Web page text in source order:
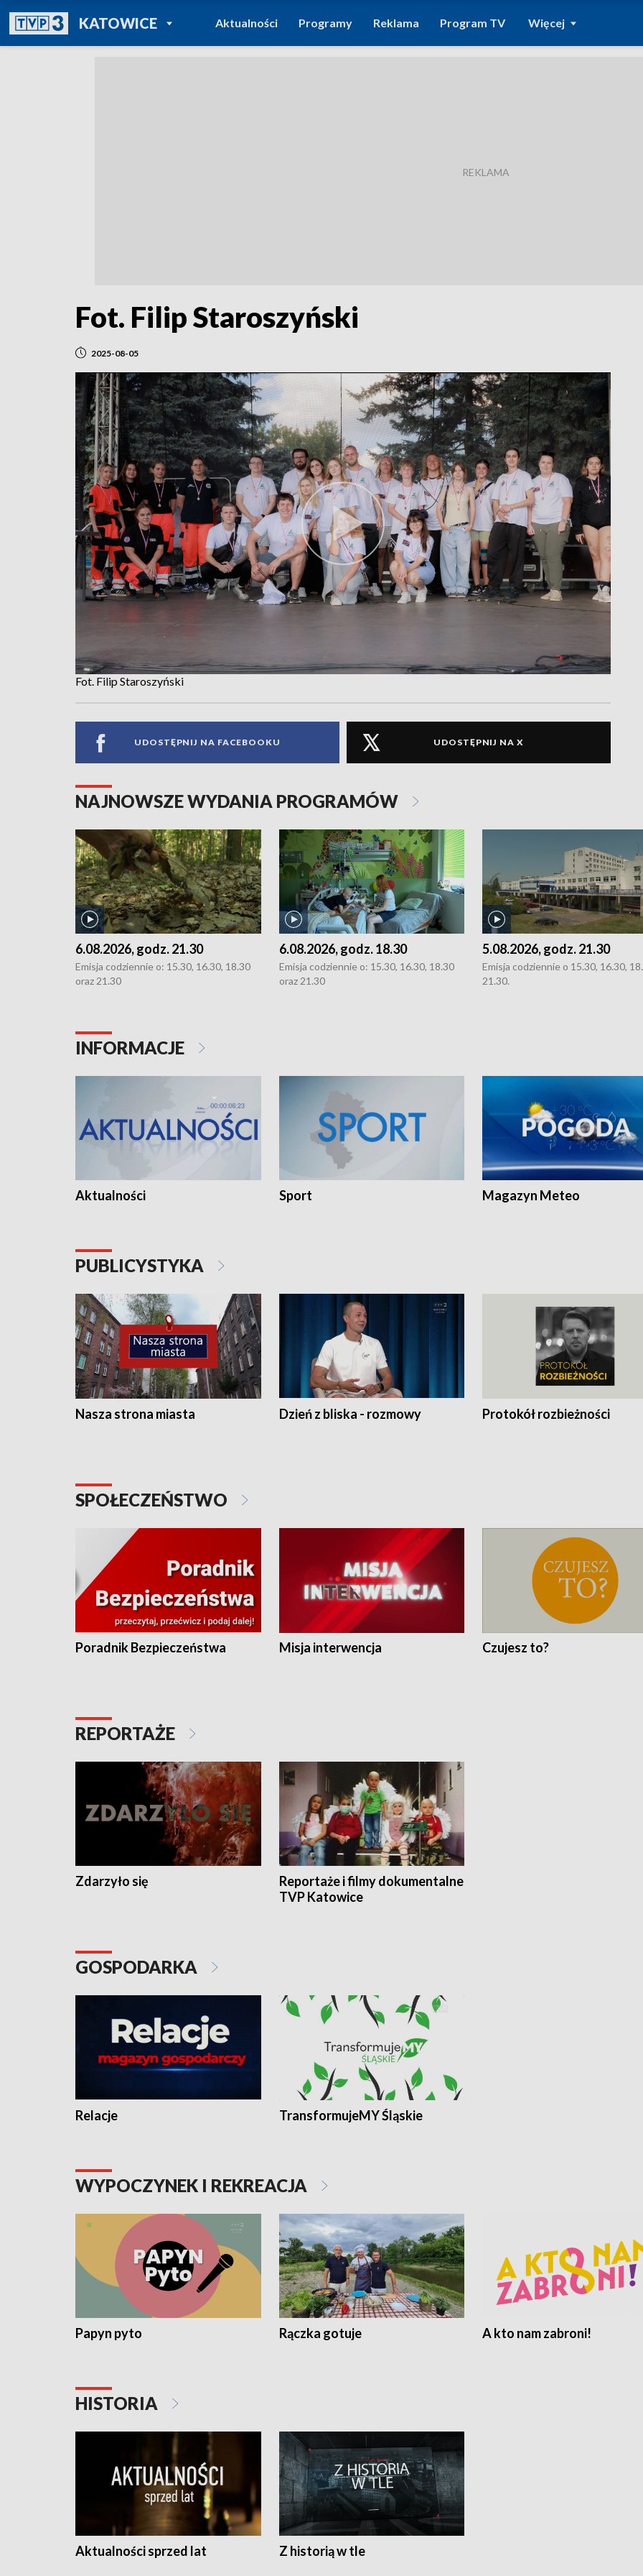
KATOWICEPOWRÓT DO
TVP REGIONY
Aktualności Programy Reklama Program TV Więcej
Fot. Filip Staroszyński
2025-08-05
Fot. Filip Staroszyński
UDOSTĘPNIJ NA FACEBOOKU UDOSTĘPNIJ NA X
NAJNOWSZE WYDANIA PROGRAMÓW
6.08.2026, godz. 21.30
Emisja codziennie o: 15.30, 16.30, 18.30
oraz 21.30
6.08.2026, godz. 18.30
Emisja codziennie o: 15.30, 16.30, 18.30
oraz 21.30
5.08.2026, godz. 21.30
Emisja codziennie o 15.30, 16.30,
21.30.
INFORMACJE
Aktualności Sport Magazyn Meteo
PUBLICYSTYKA
Nasza strona miasta Dzień z bliska - rozmowy Protokół rozbieżności
SPOŁECZEŃSTWO
Poradnik Bezpieczeństwa Misja interwencja Czujesz to?
REPORTAŻE
Zdarzyło się
Reportaże i filmy dokumentalne
TVP Katowice
GOSPODARKA
Relacje TransformujeMY Śląskie
WYPOCZYNEK I REKREACJA
Papyn pyto Rączka gotuje A kto nam zabroni!
HISTORIA
Aktualności sprzed lat Z historią w tle